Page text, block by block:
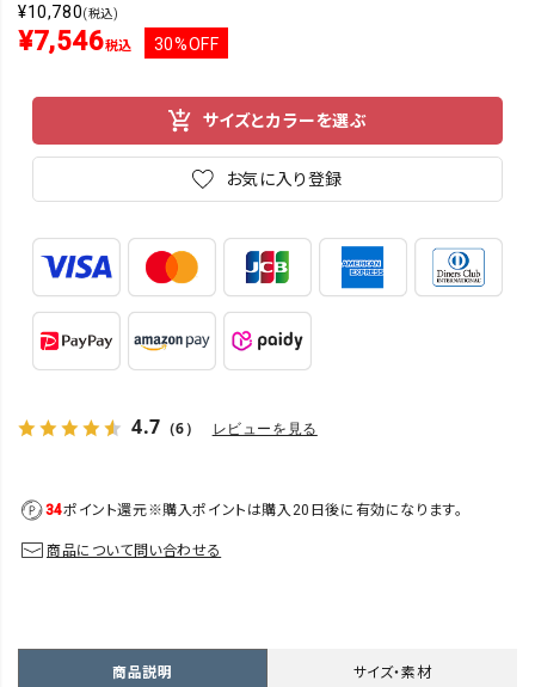
¥10,780(税込)
¥7,546税込 30%OFF
サイズとカラーを選ぶ
お気に入り登録
4.7 （6） レビューを見る
34ポイント還元※購入ポイントは購入20日後に有効になります。
商品について問い合わせる
商品説明 サイズ・素材